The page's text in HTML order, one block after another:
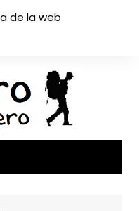
de la web